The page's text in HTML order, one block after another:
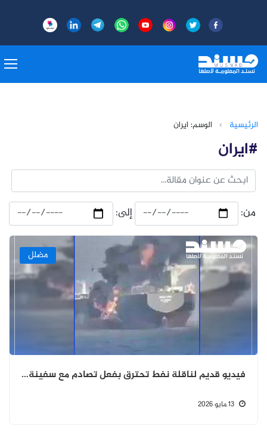
الرئيسية › الوسم: ايران
#ايران
من: إلى:
مضلل
فيديو قديم لناقلة نفط تحترق بفعل تصادم مع سفينة أخرى وليس ناتجا عن قصف إيراني حديثا